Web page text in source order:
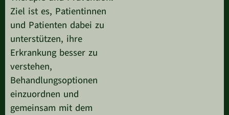
Ziel ist es, Patientinnen
und Patienten dabei zu
unterstützen, ihre
Erkrankung besser zu
verstehen,
Behandlungsoptionen
einzuordnen und
gemeinsam mit dem